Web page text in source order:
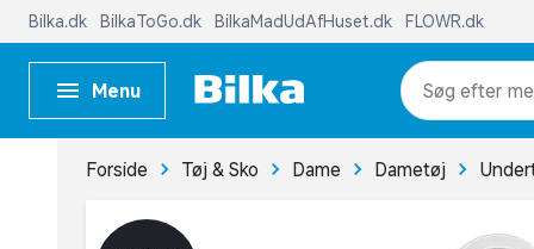
Bilka.dk BilkaToGo.dk BilkaMadUdAfHuset.dk FLOWR.dk
Menu
Forside Tøj & Sko Dame Dametøj